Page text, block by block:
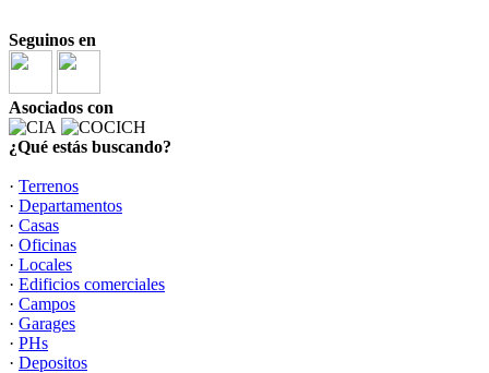
Seguinos en
Asociados con
¿Qué estás buscando?
· Terrenos
· Departamentos
· Casas
· Oficinas
· Locales
· Edificios comerciales
· Campos
· Garages
· PHs
· Depositos